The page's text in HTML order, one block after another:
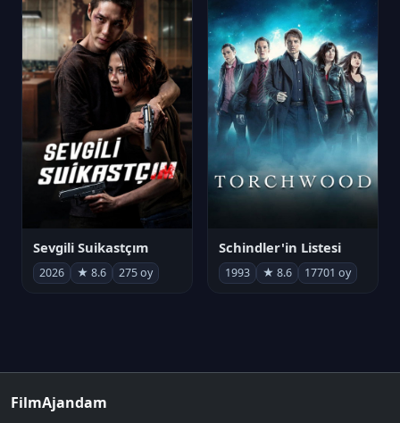
Sevgili Suikastçım
2026 ★ 8.6 275 oy
Schindler'in Listesi
1993 ★ 8.6 17701 oy
FilmAjandam